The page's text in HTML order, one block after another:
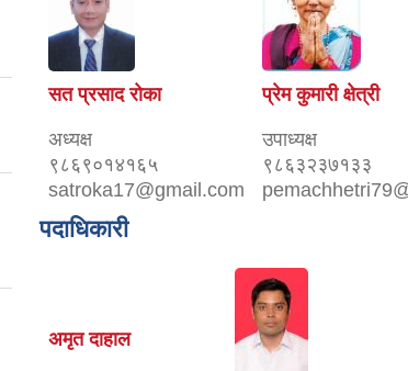
सत प्रसाद रोका
अध्यक्ष
९८६९०१४१६५
satroka17@gmail.com
प्रेम कुमारी क्षेत्री
उपाध्यक्ष
९८६३२३७१३३
पदाधिकारी
अमृत दाहाल